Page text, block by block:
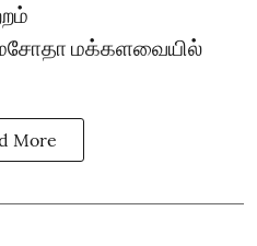
மசோதா மக்களவையில்
More